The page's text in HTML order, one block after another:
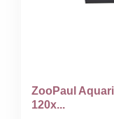
ZooPaul
120x...